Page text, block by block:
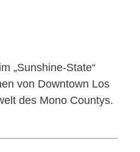
„Sunshine-State“
von Downtown Los
des Mono Countys.